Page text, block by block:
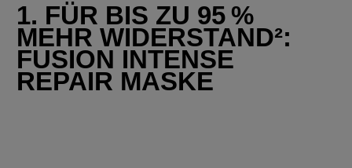
1. FÜR BIS ZU 95 %
MEHR WIDERSTAND²:
FUSION INTENSE
REPAIR MASKE